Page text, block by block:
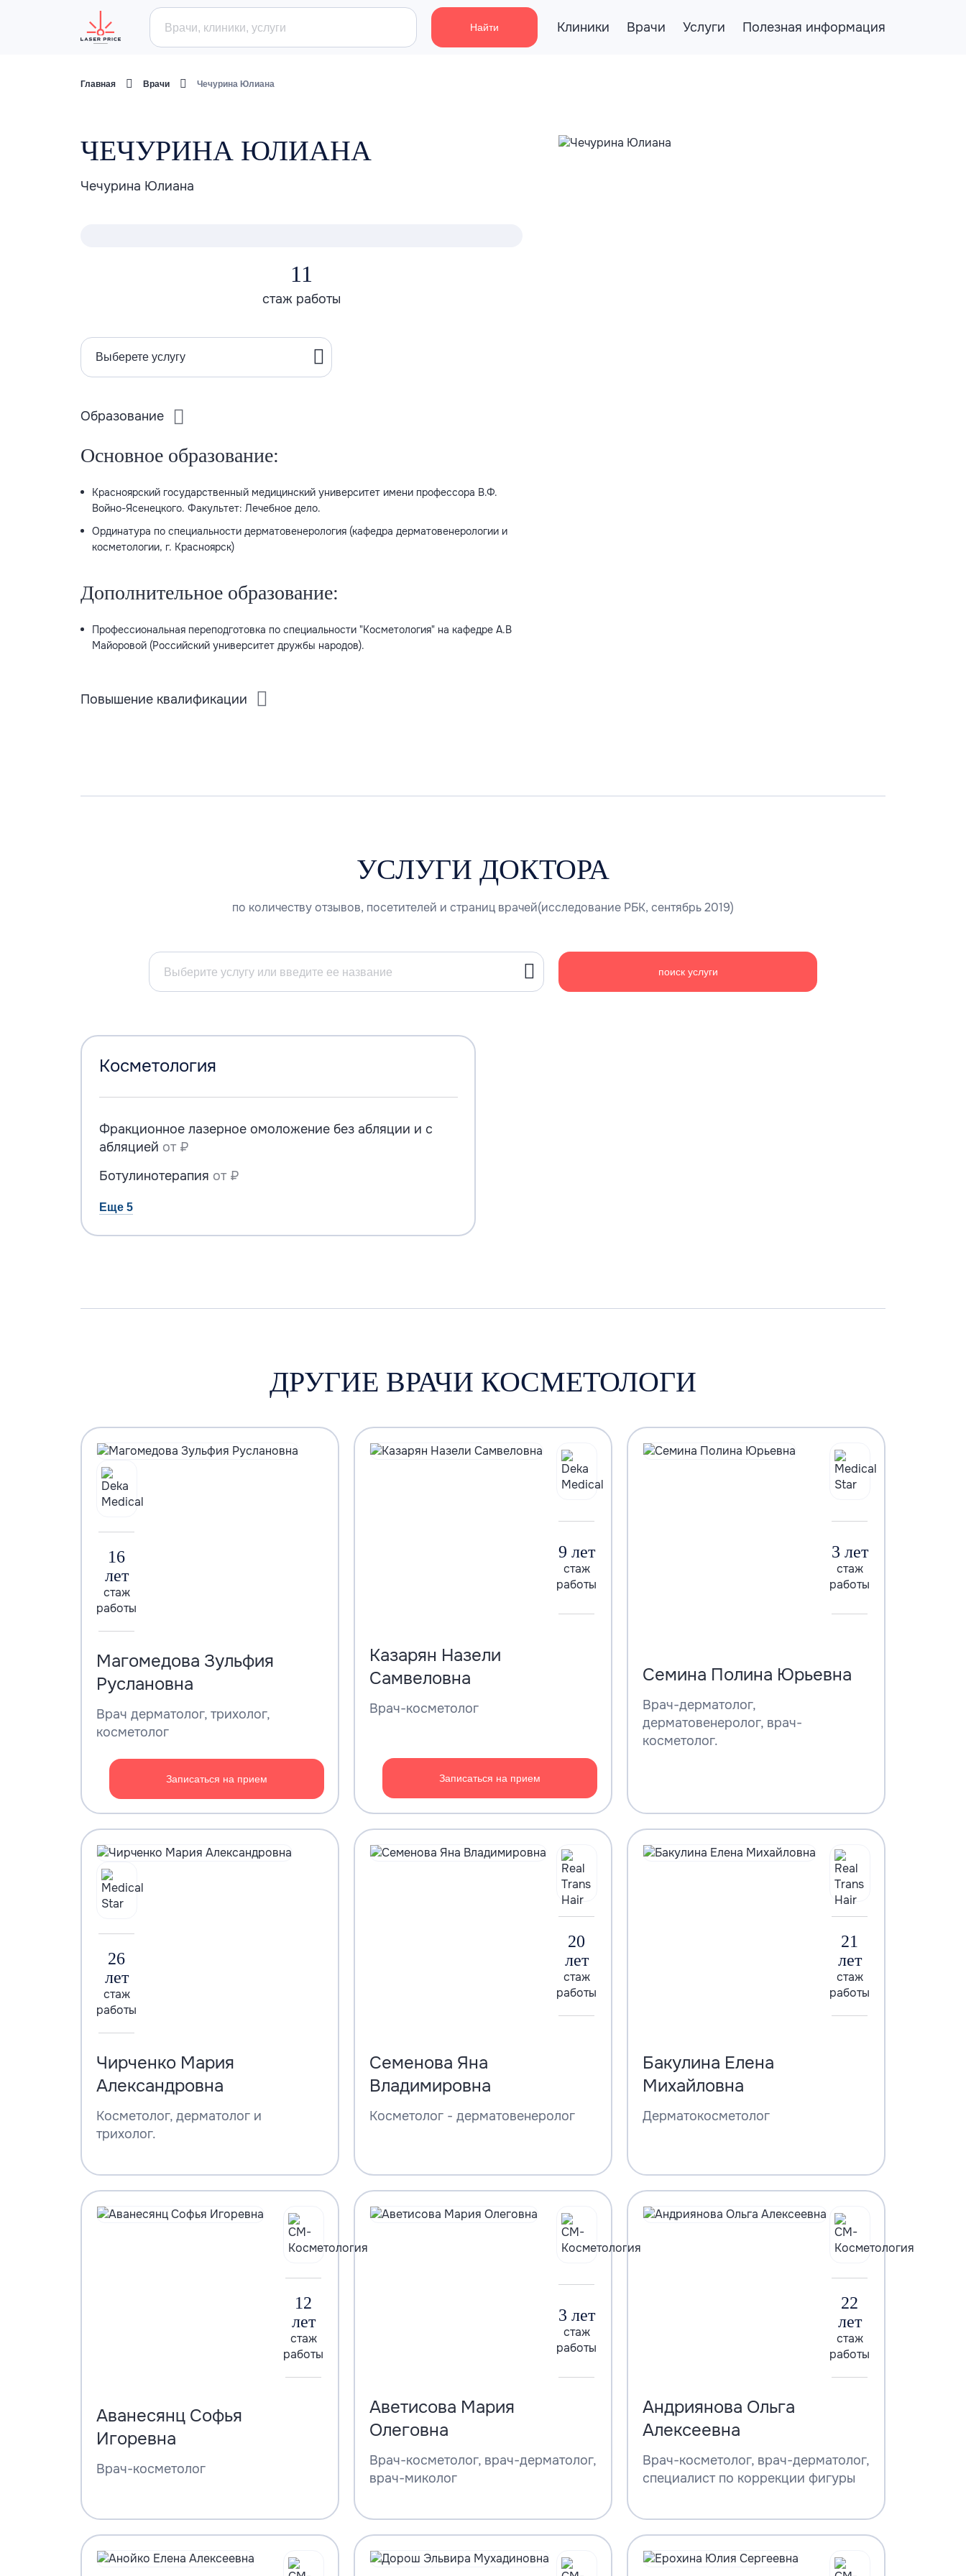
Найти Клиники Врачи Услуги Полезная информация
Главная Врачи Чечурина Юлиана
ЧЕЧУРИНА ЮЛИАНА
Чечурина Юлиана
11
стаж работы
Выберете услугу
Образование
Основное образование:
Красноярский государственный медицинский университет имени профессора В.Ф.
Войно-Ясенецкого. Факультет: Лечебное дело.
Ординатура по специальности дерматовенерология (кафедра дерматовенерологии и
косметологии, г. Красноярск)
Дополнительное образование:
Профессиональная переподготовка по специальности "Косметология" на кафедре А.В
Майоровой (Российский университет дружбы народов).
Повышение квалификации
УСЛУГИ ДОКТОРА
по количеству отзывов, посетителей и страниц врачей(исследование РБК, сентябрь 2019)
поиск услуги
Косметология
Фракционное лазерное омоложение без абляции и с
абляцией от ₽
Ботулинотерапия от ₽
Еще 5
ДРУГИЕ ВРАЧИ КОСМЕТОЛОГИ
16
лет
стаж
работы
Магомедова Зульфия
Руслановна
Врач дерматолог, трихолог,
косметолог
Записаться на прием
9 лет
стаж
работы
Казарян Назели
Самвеловна
Врач-косметолог
Записаться на прием
3 лет
стаж
работы
Семина Полина Юрьевна
Врач-дерматолог,
дерматовенеролог, врач-
косметолог.
26
лет
стаж
работы
Чирченко Мария
Александровна
Косметолог, дерматолог и
трихолог.
20
лет
стаж
работы
Семенова Яна
Владимировна
Косметолог - дерматовенеролог
21
лет
стаж
работы
Бакулина Елена
Михайловна
Дерматокосметолог
12
лет
стаж
работы
Аванесянц Софья
Игоревна
Врач-косметолог
3 лет
стаж
работы
Аветисова Мария
Олеговна
Врач-косметолог, врач-дерматолог,
врач-миколог
22
лет
стаж
работы
Андриянова Ольга
Алексеевна
Врач-косметолог, врач-дерматолог,
специалист по коррекции фигуры